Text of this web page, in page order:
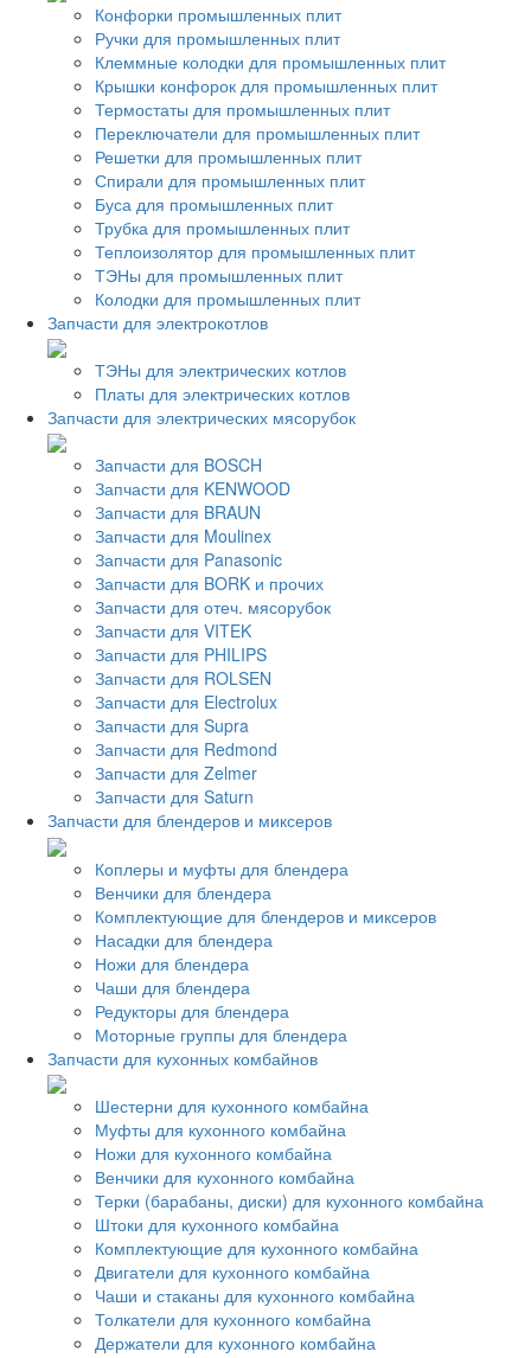
Конфорки промышленных плит
Ручки для промышленных плит
Клеммные колодки для промышленных плит
Крышки конфорок для промышленных плит
Термостаты для промышленных плит
Переключатели для промышленных плит
Решетки для промышленных плит
Спирали для промышленных плит
Буса для промышленных плит
Трубка для промышленных плит
Теплоизолятор для промышленных плит
ТЭНы для промышленных плит
Колодки для промышленных плит
Запчасти для электрокотлов
ТЭНы для электрических котлов
Платы для электрических котлов
Запчасти для электрических мясорубок
Запчасти для BOSCH
Запчасти для KENWOOD
Запчасти для BRAUN
Запчасти для Moulinex
Запчасти для Panasonic
Запчасти для BORK и прочих
Запчасти для отеч. мясорубок
Запчасти для VITEK
Запчасти для PHILIPS
Запчасти для ROLSEN
Запчасти для Electrolux
Запчасти для Supra
Запчасти для Redmond
Запчасти для Zelmer
Запчасти для Saturn
Запчасти для блендеров и миксеров
Коплеры и муфты для блендера
Венчики для блендера
Комплектующие для блендеров и миксеров
Насадки для блендера
Ножи для блендера
Чаши для блендера
Редукторы для блендера
Моторные группы для блендера
Запчасти для кухонных комбайнов
Шестерни для кухонного комбайна
Муфты для кухонного комбайна
Ножи для кухонного комбайна
Венчики для кухонного комбайна
Терки (барабаны, диски) для кухонного комбайна
Штоки для кухонного комбайна
Комплектующие для кухонного комбайна
Двигатели для кухонного комбайна
Чаши и стаканы для кухонного комбайна
Толкатели для кухонного комбайна
Держатели для кухонного комбайна